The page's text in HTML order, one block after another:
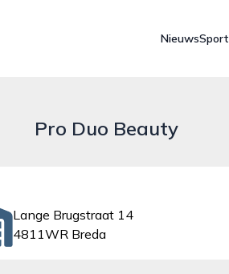
NieuwsSport
Pro Duo Beauty
Lange Brugstraat 14
4811WR Breda